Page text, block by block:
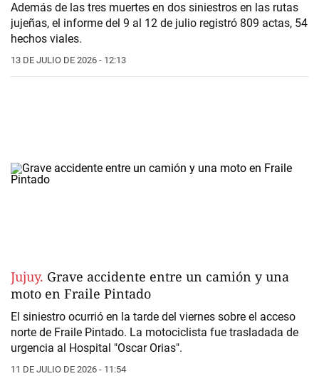
Además de las tres muertes en dos siniestros en las rutas
jujeñas, el informe del 9 al 12 de julio registró 809 actas, 54
hechos viales.
13 DE JULIO DE 2026 - 12:13
Jujuy. Grave accidente entre un camión y una
moto en Fraile Pintado
El siniestro ocurrió en la tarde del viernes sobre el acceso
norte de Fraile Pintado. La motociclista fue trasladada de
urgencia al Hospital "Oscar Orias".
11 DE JULIO DE 2026 - 11:54